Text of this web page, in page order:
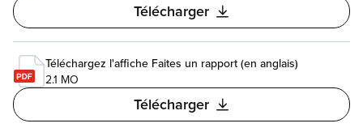
Télécharger
Téléchargez l'affiche Faites un rapport (en anglais)
2.1 MO
Télécharger